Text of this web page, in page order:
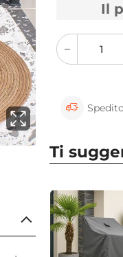
Il
quantity
button
Ti